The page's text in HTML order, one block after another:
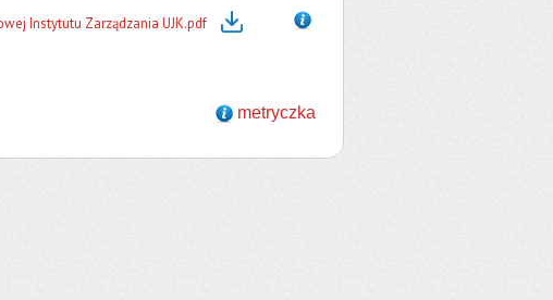
Instytutu Zarządzania UJK.pdf
metryczka